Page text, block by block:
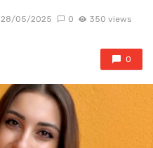
28/05/2025 0 350 views
0